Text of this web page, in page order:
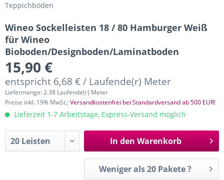
Teppichböden
Wineo Sockelleisten 18 / 80 Hamburger Weiß
für Wineo
Bioboden/Designboden/Laminatboden
15,90 €
entspricht 6,68 € / Laufende(r) Meter
Liefermenge: 2.38 Laufende(r) Meter
Preise inkl. 19% MwSt.;Versandkostenfrei bei Standardversand ab 500 EUR!
Lieferzeit 1-7 Arbeitstage, Express-Versand möglich
In den Warenkorb
Weniger als 20 Pakete ?